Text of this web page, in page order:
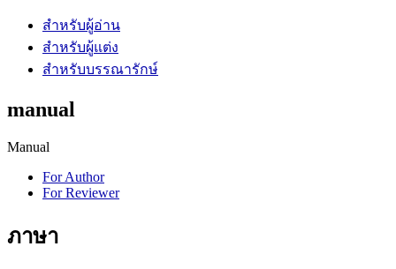
สำหรับผู้อ่าน
สำหรับผู้แต่ง
สำหรับบรรณารักษ์
manual
Manual
For Author
For Reviewer
ภาษา